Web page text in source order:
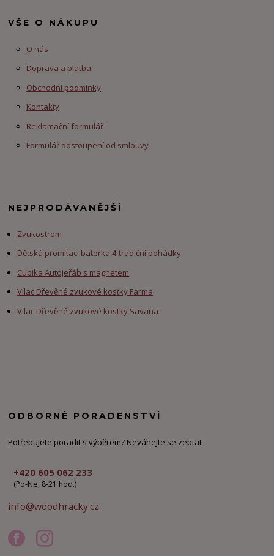
VŠE O NÁKUPU
O nás
Doprava a platba
Obchodní podmínky
Kontakty
Reklamační formulář
Formulář odstoupení od smlouvy
NEJPRODÁVANĚJŠÍ
Zvukostrom
Dětská promítací baterka 4 tradiční pohádky
Cubika Autojeřáb s magnetem
Vilac Dřevěné zvukové kostky Farma
Vilac Dřevěné zvukové kostky Savana
ODBORNÉ PORADENSTVÍ
Potřebujete poradit s výběrem? Neváhejte se zeptat
+420 605 062 233
(Po-Ne, 8-21 hod.)
info@woodhracky.cz